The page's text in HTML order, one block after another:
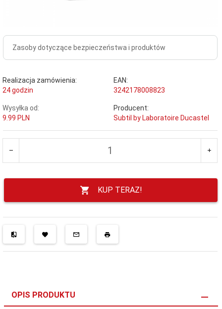
Zasoby dotyczące bezpieczeństwa i produktów
Realizacja zamówienia:
24 godzin
EAN:
3242178008823
Wysyłka od:
9.99 PLN
Producent:
Subtil by Laboratoire Ducastel
KUP TERAZ!
OPIS PRODUKTU